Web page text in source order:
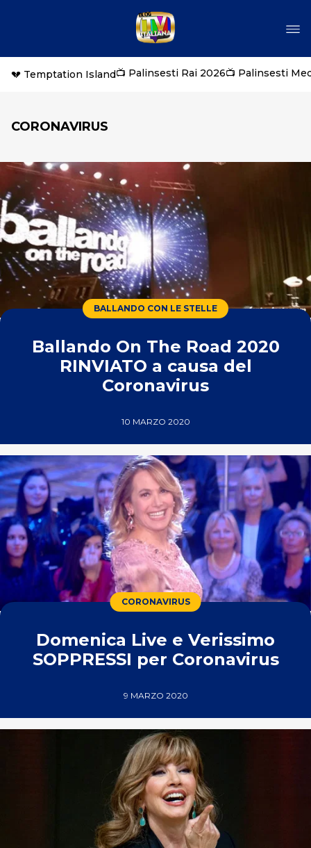
💔 Temptation Island📺 Palinsesti Rai 2026📺 Palinsesti
CORONAVIRUS
BALLANDO CON LE STELLE
Ballando On The Road 2020
RINVIATO a causa del
Coronavirus
10 MARZO 2020
CORONAVIRUS
Domenica Live e Verissimo
SOPPRESSI per Coronavirus
9 MARZO 2020